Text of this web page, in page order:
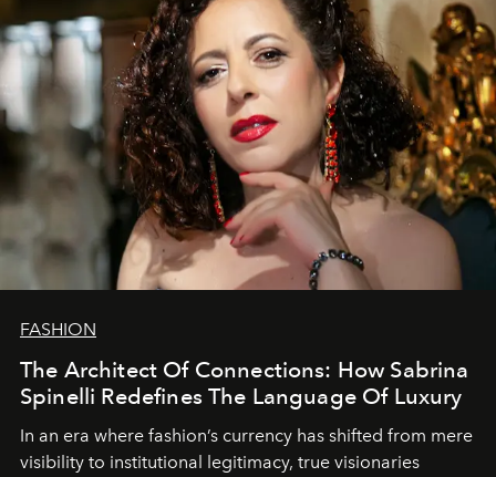
FASHION
The Architect Of Connections: How Sabrina
Spinelli Redefines The Language Of Luxury
In an era where fashion’s currency has shifted from mere
visibility to institutional legitimacy, true visionaries